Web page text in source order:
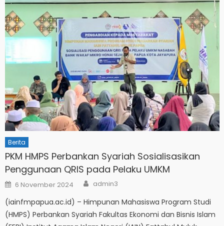
Berita
PKM HMPS Perbankan Syariah Sosialisasikan
Penggunaan QRIS pada Pelaku UMKM
Posted
on
6 November 2024 Author
admin3
(iainfmpapua.ac.id) – Himpunan Mahasiswa Program Studi
(HMPS) Perbankan Syariah Fakultas Ekonomi dan Bisnis Islam